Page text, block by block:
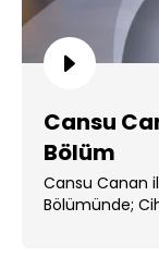
Cansu
Bölüm
Cansu Canan
Bölümünde;